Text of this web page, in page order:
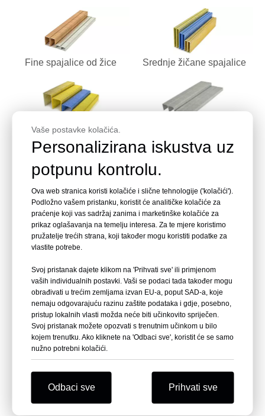
Fine spajalice od žice Srednje žičane spajalice
Heavy Duty Staples
Spajalice za ogradu Kartonske spajalice
Kartonske spajalice u
rolama
Plastične spajalice
Vijci za zavojnice
Vaše postavke kolačića.
Personalizirana iskustva uz
potpunu kontrolu.
Ova web stranica koristi kolačiće i slične tehnologije ('kolačići').
Podložno vašem pristanku, koristit će analitičke kolačiće za
praćenje koji vas sadržaj zanima i marketinške kolačiće za
prikaz oglašavanja na temelju interesa. Za te mjere koristimo
pružatelje trećih strana, koji također mogu koristiti podatke za
vlastite potrebe.
Svoj pristanak dajete klikom na 'Prihvati sve' ili primjenom
vaših individualnih postavki. Vaši se podaci tada također mogu
obrađivati ​​u trećim zemljama izvan EU-a, poput SAD-a, koje
nemaju odgovarajuću razinu zaštite podataka i gdje, posebno,
pristup lokalnih vlasti možda neće biti učinkovito spriječen.
Svoj pristanak možete opozvati s trenutnim učinkom u bilo
kojem trenutku. Ako kliknete na 'Odbaci sve', koristit će se samo
nužno potrebni kolačići.
Odbaci sve Prihvati sve